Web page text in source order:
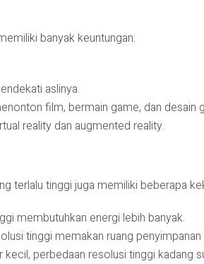
banyak keuntungan:
aslinya.
film, bermain game, dan desain
reality dan augmented reality.
terlalu tinggi juga memiliki beberapa
membutuhkan energi lebih banyak.
tinggi memakan ruang penyimpanan
kecil, perbedaan resolusi tinggi kadang